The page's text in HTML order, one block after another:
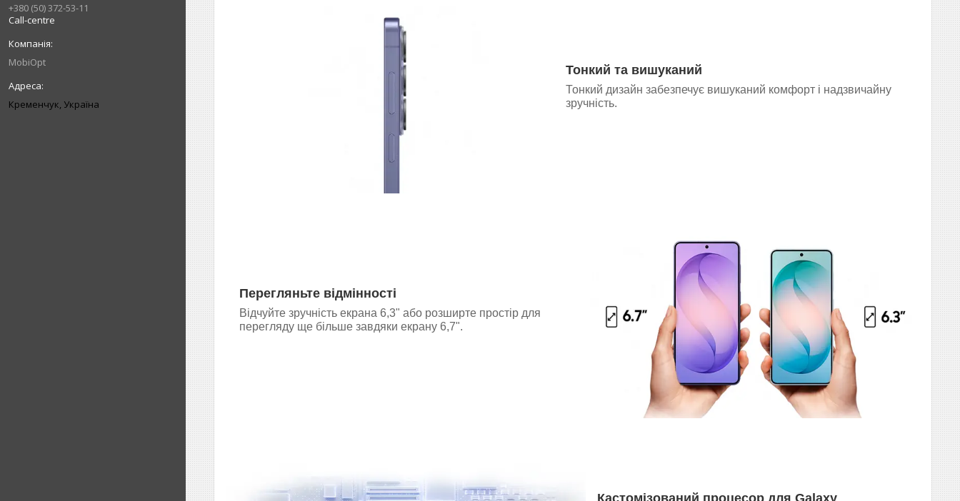
+380 (50) 372-53-11
Call-centre
MobiOpt
Кременчук, Україна
Тонкий та вишуканий
Тонкий дизайн забезпечує вишуканий комфорт і надзвичайну
зручність.
Перегляньте відмінності
Відчуйте зручність екрана 6,3" або розширте простір для
перегляду ще більше завдяки екрану 6,7".
Кастомізований процесор для Galaxy